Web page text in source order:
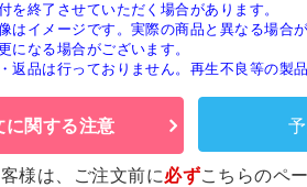
終了させていただく場合があります。
イメージです。実際の商品と異なる場合が
なる場合がございます。
品は行っておりません。再生不良等の製
に関する注意
様は、ご注文前に必ずこちらのペ